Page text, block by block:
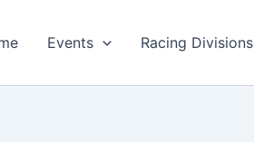
Events Racing Divisions